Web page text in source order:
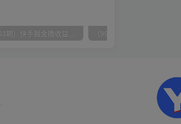
（10163期）快手掘金撸收益最新技术，高收益玩法，单日变现500+，小白必备项目